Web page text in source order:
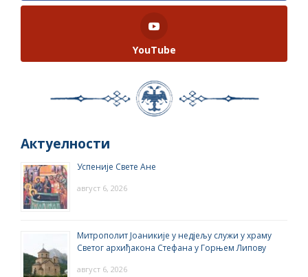
YouTube
Актуелности
Успеније Свете Ане
август 6, 2026
Митрополит Јоаникије у недјељу служи у храму
Светог архиђакона Стефана у Горњем Липову
август 6, 2026